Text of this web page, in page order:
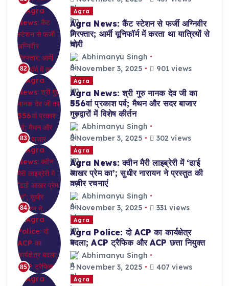
82
Agra
Agra News: कैंट स्टेशन से फर्जी अग्निवीर
गिरफ्तार; आर्मी यूनिफॉर्म में करता था यात्रियों से
चोरी
Abhimanyu Singh
November 3, 2025
901 views
83
Agra
Agra News: श्री गुरु नानक देव जी का
556वां प्रकाश पर्व; मैथन और सदर बाजार
गुरुद्वारों में विशेष कीर्तन
Abhimanyu Singh
November 3, 2025
302 views
84
Agra
Agra News: क्वीन मैरी लाइब्रेरी में ‘ढाई
आखर प्रेम का’; सुधीर नारायन ने प्रस्तुत की
कबीर रचनाएं
Abhimanyu Singh
November 3, 2025
331 views
85
Agra
Agra Police: दो ACP का कार्यक्षेत्र
बदला; ACP ट्रैफिक और ACP छत्ता नियुक्त
Abhimanyu Singh
November 3, 2025
407 views
Agra